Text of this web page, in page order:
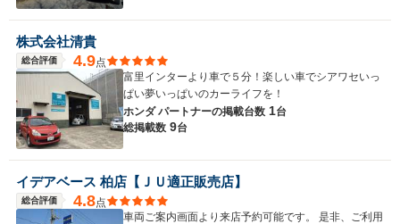
株式会社清貴
総合評価 4.9点
富里インターより車で５分！楽しい車でシアワセいっ
ぱい夢いっぱいのカーライフを！
ホンダ パートナーの掲載台数 1台
総掲載数 9台
イデアベース 柏店【ＪＵ適正販売店】
総合評価 4.8点
車両ご案内画面より来店予約可能です。 是非、ご利用